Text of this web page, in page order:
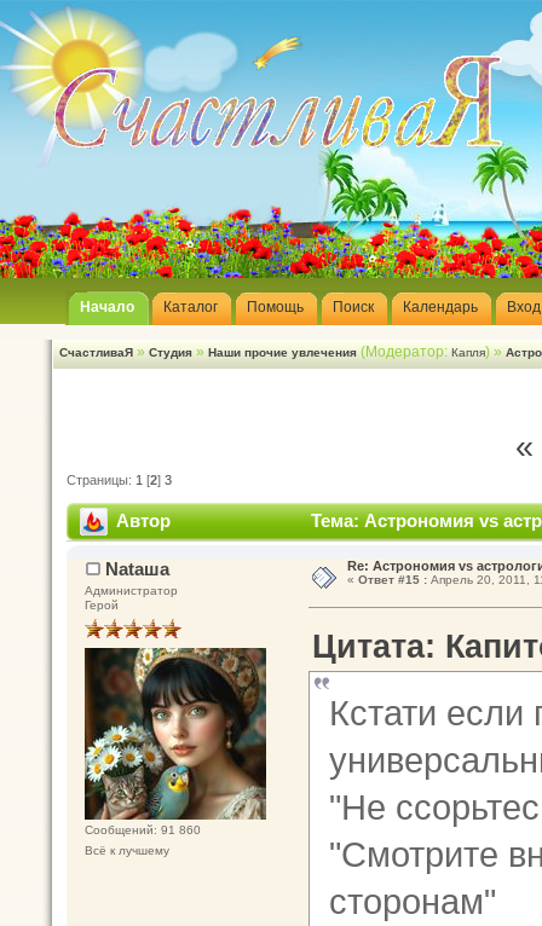
Начало Каталог Помощь Поиск Календарь Вход
СчастливаЯ » Студия » Наши прочие увлечения (Модератор: Капля) »
Страницы: 1 [2] 3
Автор Тема: Астрономия vs
Nataшa
Администратор
Герой
Сообщений: 91 860
Всё к лучшему
Re: Астрономия vs
« Ответ #15 :Апрель 20, 2011,
Цитата:
Кстати если
"Не
"Смотрите
сторонам"